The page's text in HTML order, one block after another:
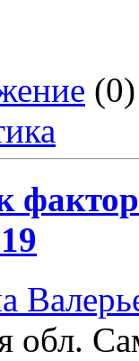
(0)
обл.